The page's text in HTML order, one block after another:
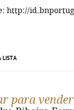
http://
LISTA
para vender